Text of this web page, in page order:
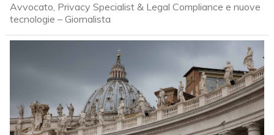
Avvocato, Privacy Specialist & Legal Compliance e nuove
tecnologie – Giornalista